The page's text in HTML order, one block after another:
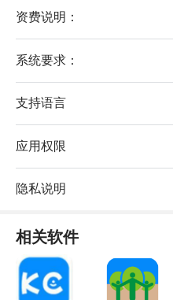
资费说明：
系统要求：
支持语言
应用权限
隐私说明
相关软件